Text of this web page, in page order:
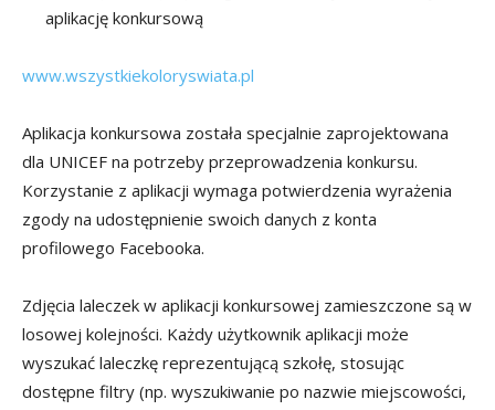
aplikację konkursową
www.wszystkiekoloryswiata.pl
Aplikacja konkursowa została specjalnie zaprojektowana
dla UNICEF na potrzeby przeprowadzenia konkursu.
Korzystanie z aplikacji wymaga potwierdzenia wyrażenia
zgody na udostępnienie swoich danych z konta
profilowego Facebooka.
Zdjęcia laleczek w aplikacji konkursowej zamieszczone są w
losowej kolejności. Każdy użytkownik aplikacji może
wyszukać laleczkę reprezentującą szkołę, stosując
dostępne filtry (np. wyszukiwanie po nazwie miejscowości,